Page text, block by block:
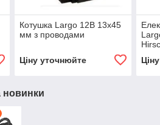
Котушка Largo 12В 13x45
мм з проводами
Ціну уточнюйте
новинки